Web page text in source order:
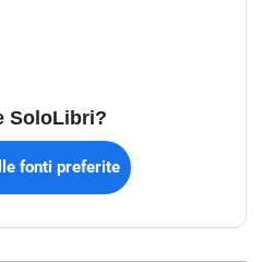
SoloLibri?
fonti preferite